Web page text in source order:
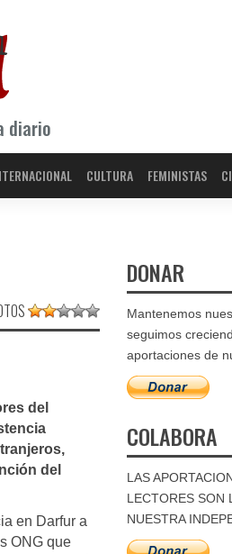
diario
CULTURA FEMINISTAS
del
del
en Darfur a
ONG que
DONAR
Mantenemos
seguimos
aportaciones de
COLABORA
LAS
LECTORES SON
NUESTRA